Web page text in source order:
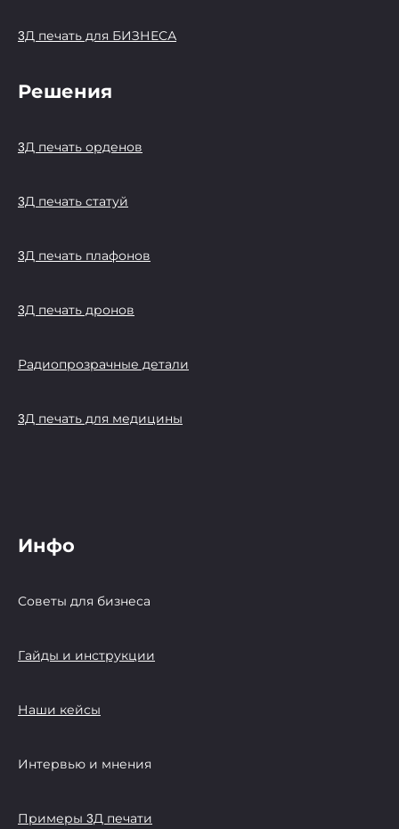
3Д печать для БИЗНЕСА
Решения
3Д печать орденов
3Д печать статуй
3Д печать плафонов
3Д печать дронов
Радиопрозрачные детали
3Д печать для медицины
Инфо
Советы для бизнеса
Гайды и инструкции
Наши кейсы
Интервью и мнения
Примеры 3Д печати